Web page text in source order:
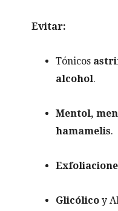
Evitar:
Tónicos
alcohol.
Mentol,
hamamelis.
Glicólico y